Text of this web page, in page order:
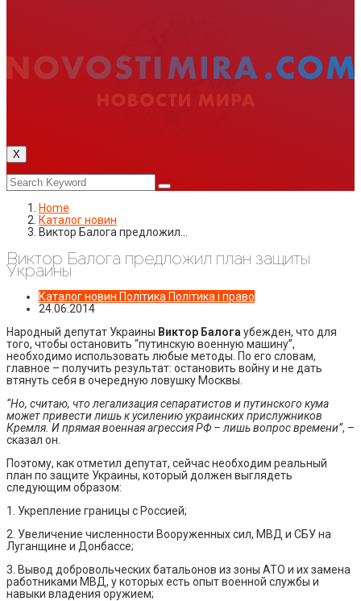
X
Home
Каталог новин
Виктор Балога предложил…
Виктор Балога предложил план защиты
Украины
Каталог новин Політика Політика і право
24.06.2014
Народный депутат Украины Виктор Балога убежден, что для
того, чтобы остановить “путинскую военную машину”,
необходимо использовать любые методы. По его словам,
главное – получить результат: остановить войну и не дать
втянуть себя в очередную ловушку Москвы.
“Но, считаю, что легализация сепаратистов и путинского кума
может привести лишь к усилению украинских прислужников
Кремля. И прямая военная агрессия РФ – лишь вопрос времени”, –
сказал он.
Поэтому, как отметил депутат, сейчас необходим реальный
план по защите Украины, который должен выглядеть
следующим образом:
1. Укрепление границы с Россией;
2. Увеличение численности Вооруженных сил, МВД и СБУ на
Луганщине и Донбассе;
3. Вывод добровольческих батальонов из зоны АТО и их замена
работниками МВД, у которых есть опыт военной службы и
навыки владения оружием;